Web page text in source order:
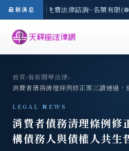
最新消息
-8/3(一) 現場免費法律諮詢~名額有限
首頁›看新聞學法律›
消費者債務清理條例修正案三讀通過
LEGAL NEWS
消費者債務清理條例修
構債務人與債權人共生